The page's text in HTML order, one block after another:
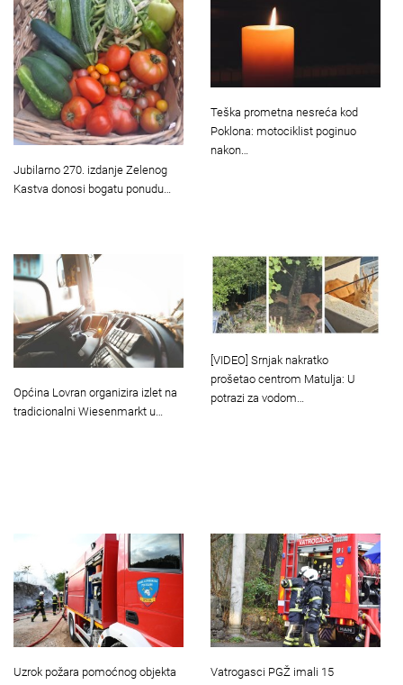
Jubilarno 270. izdanje Zelenog
Kastva donosi bogatu ponudu…
Teška prometna nesreća kod
Poklona: motociklist poginuo
nakon…
Općina Lovran organizira izlet na
tradicionalni Wiesenmarkt u…
[VIDEO] Srnjak nakratko
prošetao centrom Matulja: U
potrazi za vodom…
Uzrok požara pomoćnog objekta
Vatrogasci PGŽ imali 15